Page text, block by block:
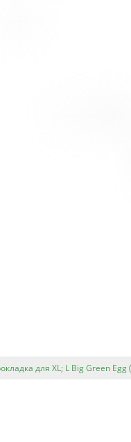
для XL; L Big Green Egg